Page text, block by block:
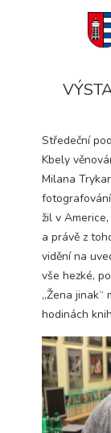
Středeční
Kbely
Milana
žil v
a právě z
vidění na
vše hezké,
„Žena jinak“
hodinách